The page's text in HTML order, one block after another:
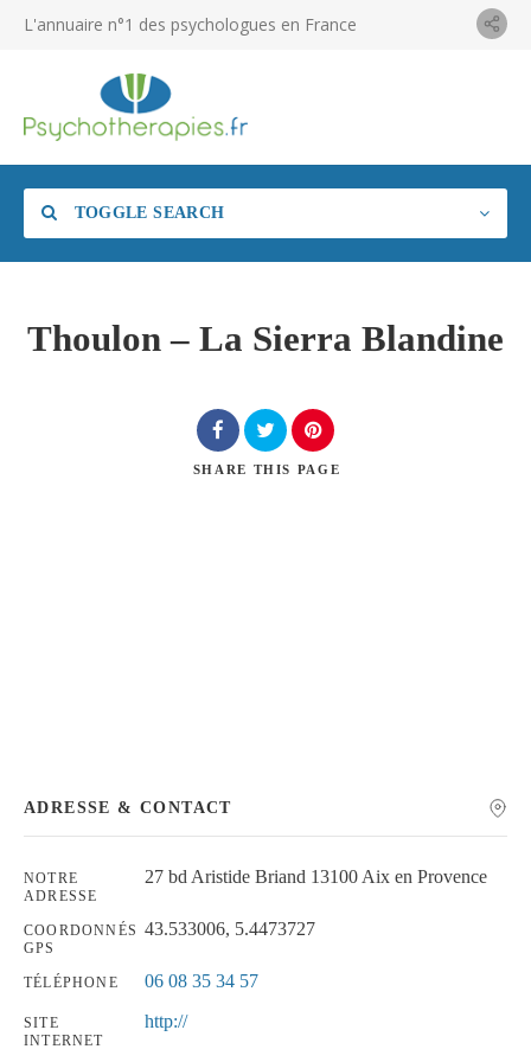
L'annuaire n°1 des psychologues en France
TOGGLE SEARCH
Thoulon – La Sierra Blandine
SHARE THIS PAGE
ADRESSE & CONTACT
NOTRE
ADRESSE
27 bd Aristide Briand 13100 Aix en Provence
COORDONNÉS
GPS
43.533006, 5.4473727
TÉLÉPHONE 06 08 35 34 57
SITE
INTERNET
http://